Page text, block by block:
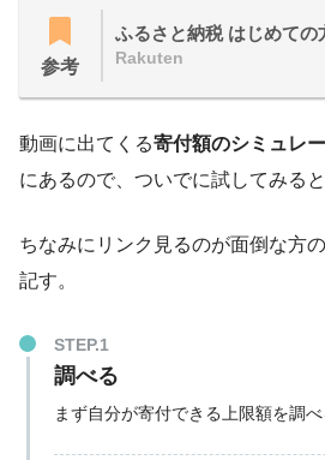
参考
ふるさと納税 はじめての
Rakuten
動画に出てくる寄付額のシミュレ
にあるので、ついでに試してみると
ちなみにリンク見るのが面倒な方
記す。
STEP.1
調べる
まず自分が寄付できる上限額を調べ